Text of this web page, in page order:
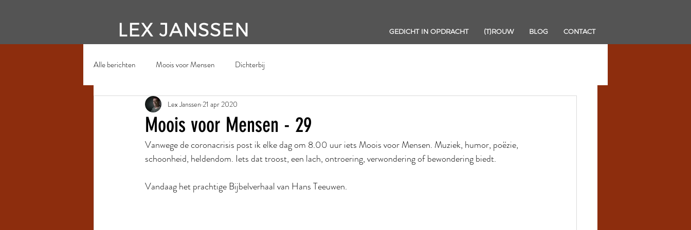
LEX JANSSEN GEDICHT IN OPDRACHT (T)ROUW BLOG CONTACT
Alle berichten Moois voor Mensen Dichterbij
Moois voor Mensen - 29
Lex Janssen 21 apr 2020
Vanwege de coronacrisis post ik elke dag om 8.00 uur iets Moois voor Mensen. Muziek, humor, poëzie,
schoonheid, heldendom. Iets dat troost, een lach, ontroering, verwondering of bewondering biedt.
Vandaag het prachtige Bijbelverhaal van Hans Teeuwen.